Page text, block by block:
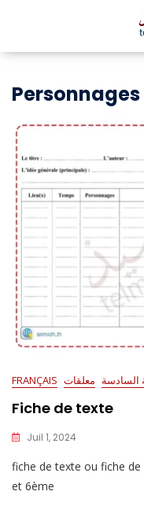
Personnages
FRANÇAIS السادسة معلقات
Fiche de texte
Juil 1, 2024
fiche de texte ou fiche
et 6ème